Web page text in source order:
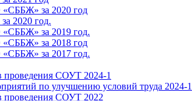
за 2020 год
2020 год.
за 2019 год.
за 2018 год
за 2017 год.
проведения СОУТ 2024-1
по улучшению условий труда 2024-1
проведения СОУТ 2022